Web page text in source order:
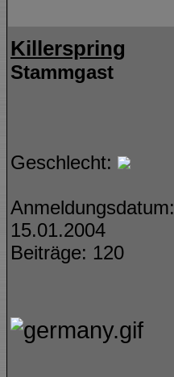
Killerspring
Stammgast
Geschlecht:
Anmeldungsdatum:
15.01.2004
Beiträge: 120